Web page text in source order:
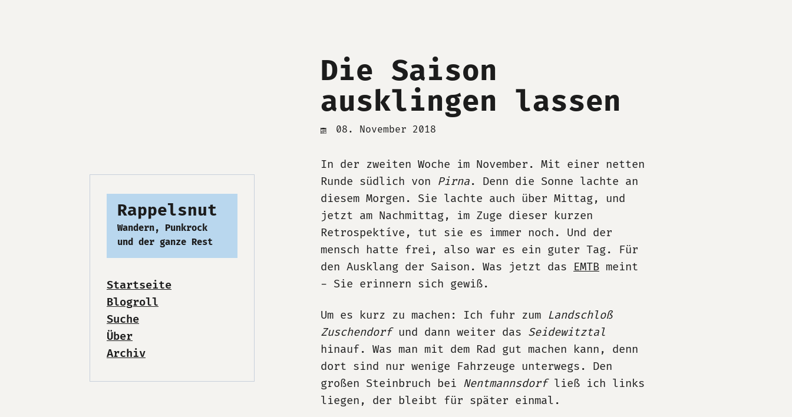
Rappelsnut
Wandern, Punkrock
und der ganze Rest
Startseite
Blogroll
Suche
Über
Archiv
Die Saison
ausklingen lassen
08. November 2018
In der zweiten Woche im November. Mit einer netten
Runde südlich von Pirna. Denn die Sonne lachte an
diesem Morgen. Sie lachte auch über Mittag, und
jetzt am Nachmittag, im Zuge dieser kurzen
Retrospektíve, tut sie es immer noch. Und der
mensch hatte frei, also war es ein guter Tag. Für
den Ausklang der Saison. Was jetzt das EMTB meint
- Sie erinnern sich gewiß.
Um es kurz zu machen: Ich fuhr zum Landschloß
Zuschendorfund dann weiter das Seidewitztal
hinauf. Was man mit dem Rad gut machen kann, denn
dort sind nur wenige Fahrzeuge unterwegs. Den
großen Steinbruch bei Nentmannsdorfließ ich links
liegen, der bleibt für später einmal.